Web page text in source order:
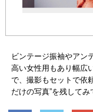
ビンテージ振袖やアン
高い女性用もあり幅広
で、撮影もセットで依
だけの写真”を残してみ